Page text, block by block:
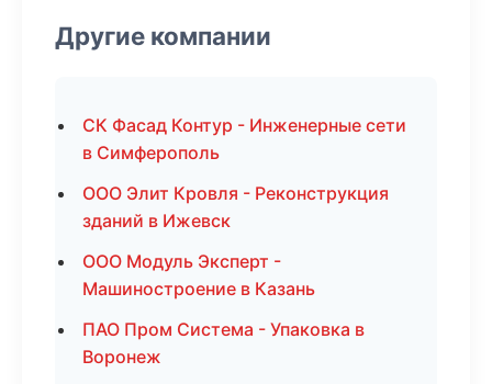
Другие компании
СК Фасад Контур - Инженерные сети
в Симферополь
ООО Элит Кровля - Реконструкция
зданий в Ижевск
ООО Модуль Эксперт -
Машиностроение в Казань
ПАО Пром Система - Упаковка в
Воронеж